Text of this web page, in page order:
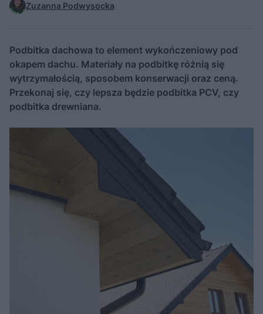
Zuzanna Podwysocka
Podbitka dachowa to element wykończeniowy pod
okapem dachu. Materiały na podbitkę różnią się
wytrzymałością, sposobem konserwacji oraz ceną.
Przekonaj się, czy lepsza będzie podbitka PCV, czy
podbitka drewniana.